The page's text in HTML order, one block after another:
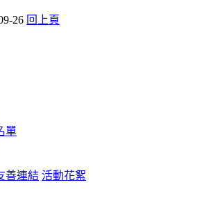
26 回上頁
單
善連結 活動花絮